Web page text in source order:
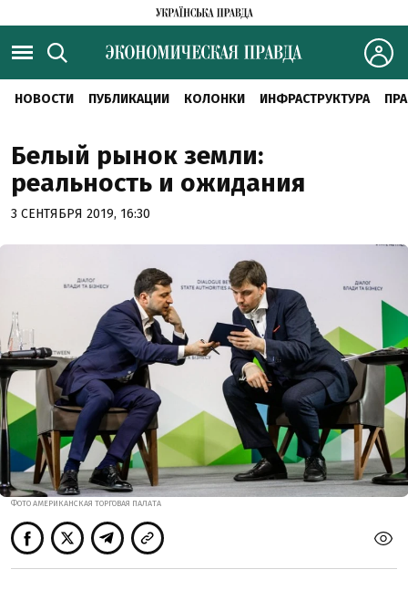
НОВОСТИ ПУБЛИКАЦИИ КОЛОНКИ ИНФРАСТРУКТУРА
Белый рынок земли:
реальность и ожидания
3 СЕНТЯБРЯ 2019, 16:30
ФОТО АМЕРИКАНСКАЯ ТОРГОВАЯ ПАЛАТА